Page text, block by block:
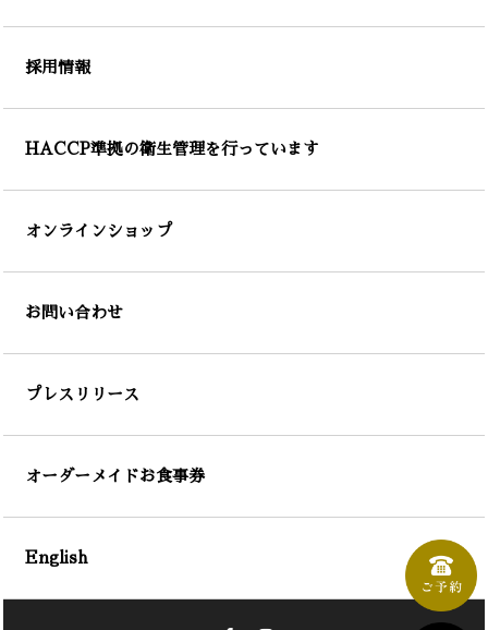
採用情報
HACCP準拠の衛生管理を行っています
オンラインショップ
お問い合わせ
プレスリリース
オーダーメイドお食事券
English